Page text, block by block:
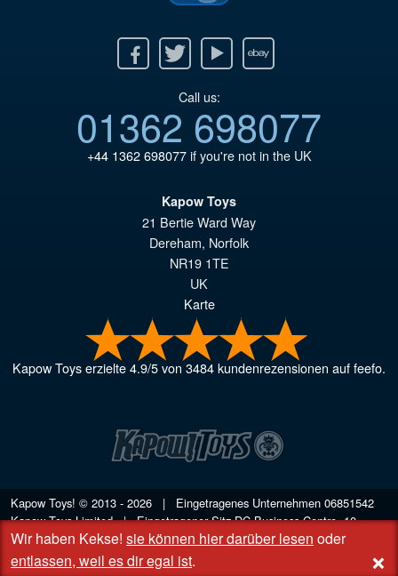
Twitter Youtube Ebay
Call us:
01362 698077
+44 1362 698077if you're not in the UK
Kapow Toys
21 Bertie Ward Way
Dereham, Norfolk
NR19 1TE
UK
Karte
Kapow Toyserzielte4.9/5von 3484kundenrezensionen auf feefo.
Kapow Toys! © 2013 - 2026 | Eingetragenes Unternehmen 06851542
Kapow Toys Limited | Eingetragener Sitz DC Business Centre, 10
Charles Wood Rd, Rash's Green, Dereham, Norfolk NR19 1SX | VAT
GB 948221025
Wir haben Kekse! sie können hier darüber lesen oder
entlassen, weil es dir egal ist. +